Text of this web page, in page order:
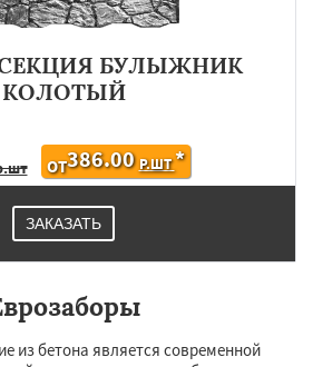
БУЛЫЖНИК
КОЛОТЫЙ
ОТ386.00 Р.ШТ*
ЗАКАЗАТЬ
из бетона является современной